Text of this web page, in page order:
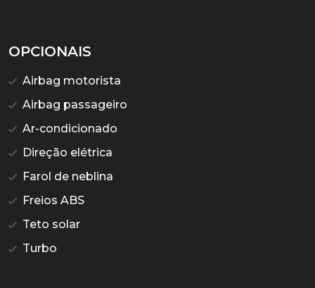
OPCIONAIS
Airbag motorista
Airbag passageiro
Ar-condicionado
Direção elétrica
Farol de neblina
Freios ABS
Teto solar
Turbo